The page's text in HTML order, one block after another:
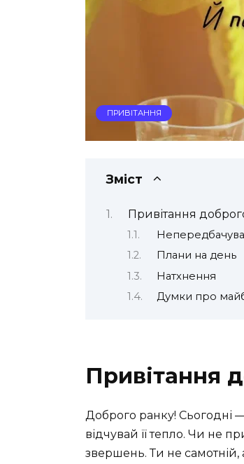
ПРИВІТАННЯ
Зміст
Привітання
Плани на день
Натхнення
Думки про
Привітання
Доброго ранку! Сьогодні
відчувай її тепло. Чи не
звершень. Ти не